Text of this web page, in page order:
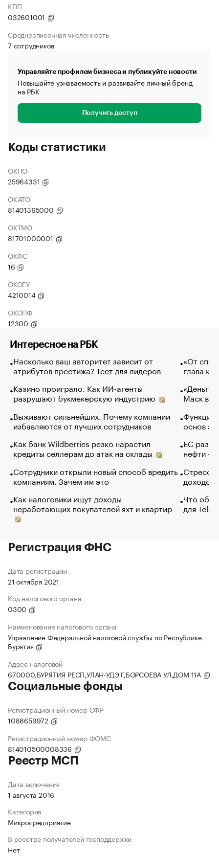
КПП
032601001
Среднесписочная численность
7 сотрудников
Управляйте профилем бизнеса и публикуйте новости
Повышайте узнаваемость и развивайте личный бренд
на РБК
Получить доступ
Коды статистики
ОКПО
25964331
ОКАТО
81401365000
ОКТМО
81701000001
ОКФС
16
ОКОГУ
4210014
ОКОПФ
12300
Интересное на РБК
Насколько ваш авторитет зависит от
атрибутов престижа? Тест для лидеров
Казино проиграло. Как ИИ-агенты
разрушают букмекерскую индустрию
Выживают сильнейших. Почему компании
избавляются от лучших сотрудников
Как банк Wildberries резко нарастил
кредиты селлерам до атак на склады
Сотрудники открыли новый способ вредить
компаниям. Зачем им это
Как налоговики ищут доходы
неработающих покупателей яхт и квартир
«От
глава
«Деньги
Маск в
Функции
основ
ЕС
нефти —
Стресс
доходов
Что
для
Регистрация ФНС
Дата регистрации
21 октября 2021
Код налогового органа
0300
Наименование налогового органа
Управление Федеральной налоговой службы по Республике
Бурятия
Адрес налоговой
670000,БУРЯТИЯ РЕСП,УЛАН-УДЭ Г,БОРСОЕВА УЛ,ДОМ 11А
Социальные фонды
Регистрационный номер СФР
1088659972
Регистрационный номер ФОМС
814010500008336
Реестр МСП
Дата включения
1 августа 2016
Категория
Микропредприятие
В реестре получателей господдержки
Нет